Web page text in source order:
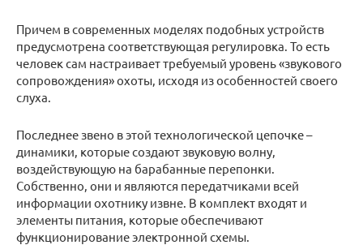
Причем в современных моделях подобных устройств
предусмотрена соответствующая регулировка. То есть
человек сам настраивает требуемый уровень «звукового
сопровождения» охоты, исходя из особенностей своего
слуха.
Последнее звено в этой технологической цепочке –
динамики, которые создают звуковую волну,
воздействующую на барабанные перепонки.
Собственно, они и являются передатчиками всей
информации охотнику извне. В комплект входят и
элементы питания, которые обеспечивают
функционирование электронной схемы.